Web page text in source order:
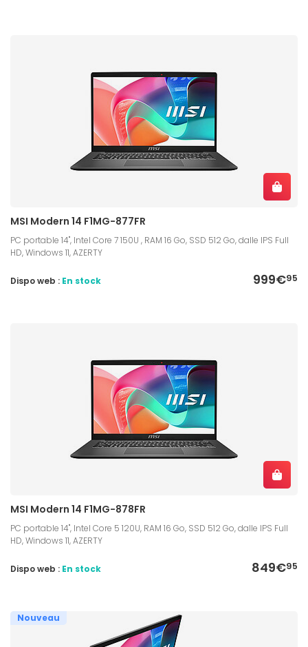
MSI Modern 14 F1MG-877FR
PC portable 14", Intel Core 7 150U , RAM 16 Go, SSD 512 Go, dalle IPS Full
HD, Windows 11, AZERTY
999€95
Dispo web : En stock
MSI Modern 14 F1MG-878FR
PC portable 14", Intel Core 5 120U, RAM 16 Go, SSD 512 Go, dalle IPS Full
HD, Windows 11, AZERTY
849€95
Dispo web : En stock
Nouveau